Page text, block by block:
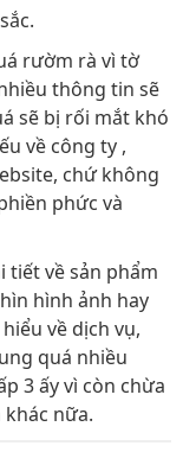
rườm rà vì tờ
thông tin sẽ
sẽ bị rối mắt khó
về công ty ,
chứ không
phức và
tiết về sản phẩm
hình ảnh hay
về dịch vụ,
quá nhiều
3 ấy vì còn chừa
nữa.